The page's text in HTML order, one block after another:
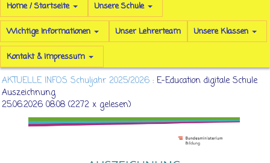
Home / Startseite Unsere Schule
Wichtige Informationen Unser Lehrerteam Unsere Klassen
Kontakt & Impressum
AKTUELLE INFOS Schuljahr 2025/2026 : E-Education digitale Schule
Auszeichnung
25.06.2026 08:08 (2272 x gelesen)